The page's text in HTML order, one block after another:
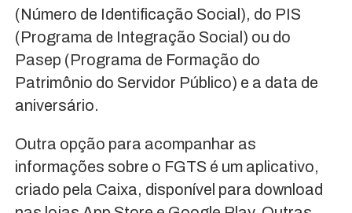
(Número de Identificação Social), do PIS
(Programa de Integração Social) ou do
Pasep (Programa de Formação do
Patrimônio do Servidor Público) e a data de
aniversário.
Outra opção para acompanhar as
informações sobre o FGTS é um aplicativo,
criado pela Caixa, disponível para download